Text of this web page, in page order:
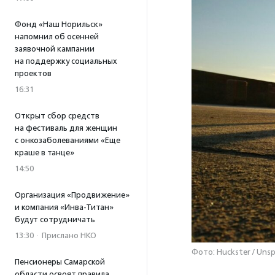
Фонд «Наш Норильск»
напомнил об осенней
заявочной кампании
на поддержку социальных
проектов
16:31
Открыт сбор средств
на фестиваль для женщин
с онкозаболеваниями «Еще
краше в танце»
14:50
Организация «Продвижение»
и компания «Инва-Титан»
будут сотрудничать
13:30 · Прислано НКО
Пенсионеры Самарской
Фото: Huckster /